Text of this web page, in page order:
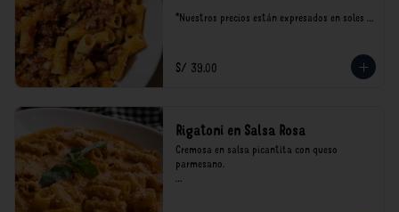
*Nuestros precios están expresados en soles e
S/ 39.00
Rigatoni en Salsa Rosa
Cremosa en salsa picantita con queso
parmesano.